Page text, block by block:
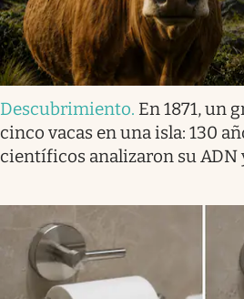
Descubrimiento. En 1871, un
cinco vacas en una isla: 130
científicos analizaron su ADN